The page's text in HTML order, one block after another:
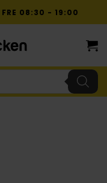
08:30 - 19:00